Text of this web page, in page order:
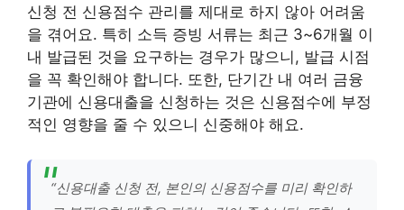
신청 전 신용점수 관리를 제대로 하지 않아 어려움
을 겪어요. 특히 소득 증빙 서류는 최근 3~6개월 이
내 발급된 것을 요구하는 경우가 많으니, 발급 시점
을 꼭 확인해야 합니다. 또한, 단기간 내 여러 금융
기관에 신용대출을 신청하는 것은 신용점수에 부정
적인 영향을 줄 수 있으니 신중해야 해요.
“신용대출 신청 전, 본인의 신용점수를 미리 확인하